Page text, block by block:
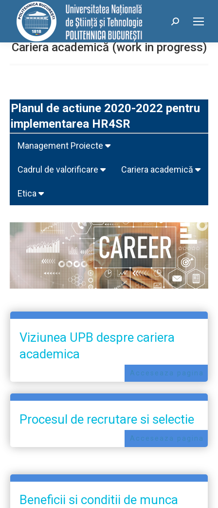
conținut
Search:
Cariera academică (work in progress)
Planul de actiune 2020-2022 pentru
implementarea HR4SR
Management Proiecte
Cadrul de valorificare Cariera academică
Etica
Viziunea UPB despre cariera
academica
Acceseaza pagina
Procesul de recrutare si selectie
Acceseaza pagina
Beneficii si conditii de munca